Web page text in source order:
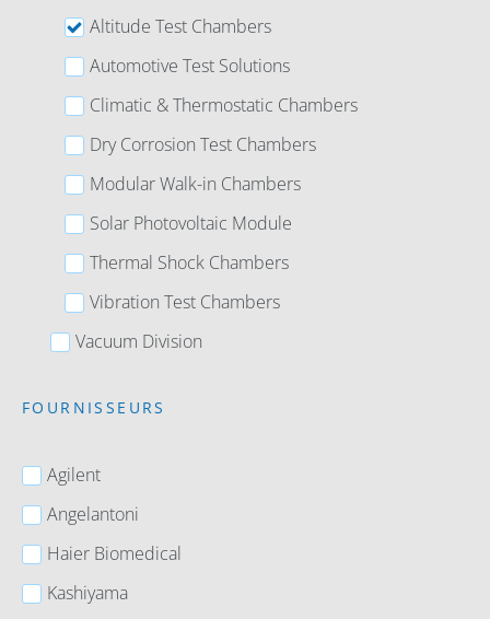
Altitude Test Chambers
Automotive Test Solutions
Climatic & Thermostatic Chambers
Dry Corrosion Test Chambers
Modular Walk-in Chambers
Solar Photovoltaic Module
Thermal Shock Chambers
Vibration Test Chambers
Vacuum Division
FOURNISSEURS
Agilent
Angelantoni
Haier Biomedical
Kashiyama